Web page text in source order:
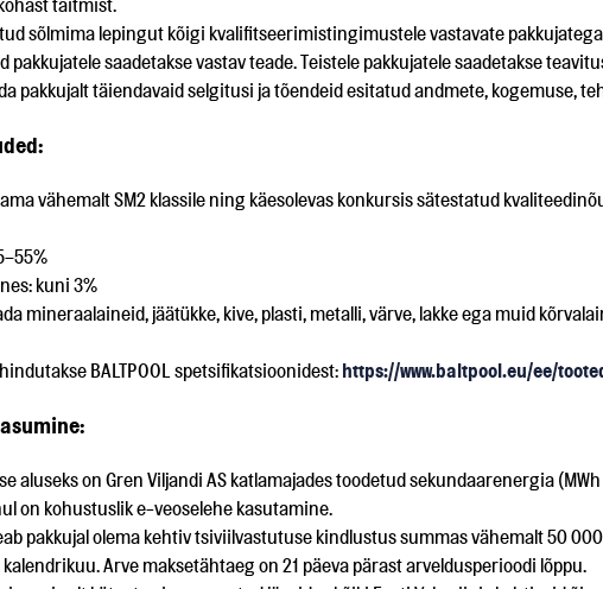
täitmist.
sõlmima lepingut kõigi kvalifitseerimistingimustele vastavate
pakkujatele saadetakse vastav teade. Teistele pakkujatele saadetakse
pakkujalt täiendavaid selgitusi ja tõendeid esitatud andmete, kogemuse,
vähemalt SM2 klassile ning käesolevas konkursis sätestatud
kuni 3%
mineraalaineid, jäätükke, kive, plasti, metalli, värve, lakke ega muid
BALTPOOL spetsifikatsioonidest: https://www.baltpool.eu/ee/
aluseks on Gren Viljandi AS katlamajades toodetud sekundaarenergia
on kohustuslik e-veoselehe kasutamine.
pakkujal olema kehtiv tsiviilvastutuse kindlustus summas vähemalt 50
Arve maksetähtaeg on 21 päeva pärast arveldusperioodi lõppu.